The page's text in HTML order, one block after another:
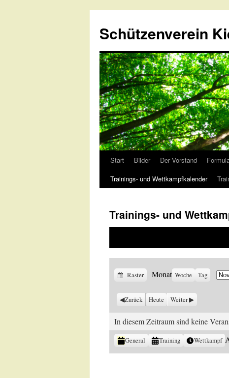
Schützenverein
Springe
zum
Start Bilder Der Vorstand
Trainings- und Wettkampfkalender
Trainings- und
Anzeigen
Raster Monat Woche Tag
Zurück Heute Weiter
In diesem Zeitraum sind keine
Kategorien
General Training Wettkampf